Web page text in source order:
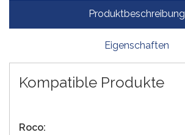
Produktbeschreibung
Eigenschaften
Kompatible Produkte
Roco: